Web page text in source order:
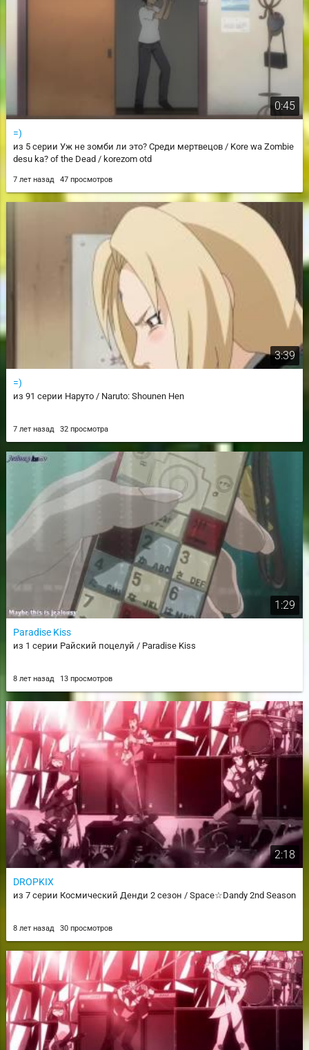
0:45
=)
из 5 серии Уж не зомби ли это? Среди мертвецов / Kore wa Zombie
desu ka? of the Dead / korezom otd
7 лет назад 47 просмотров
3:39
=)
из 91 серии Наруто / Naruto: Shounen Hen
7 лет назад 32 просмотра
1:29
Paradise Kiss
из 1 серии Райский поцелуй / Paradise Kiss
8 лет назад 13 просмотров
2:18
DROPKIX
из 7 серии Космический Денди 2 сезон / Space☆Dandy 2nd Season
8 лет назад 30 просмотров